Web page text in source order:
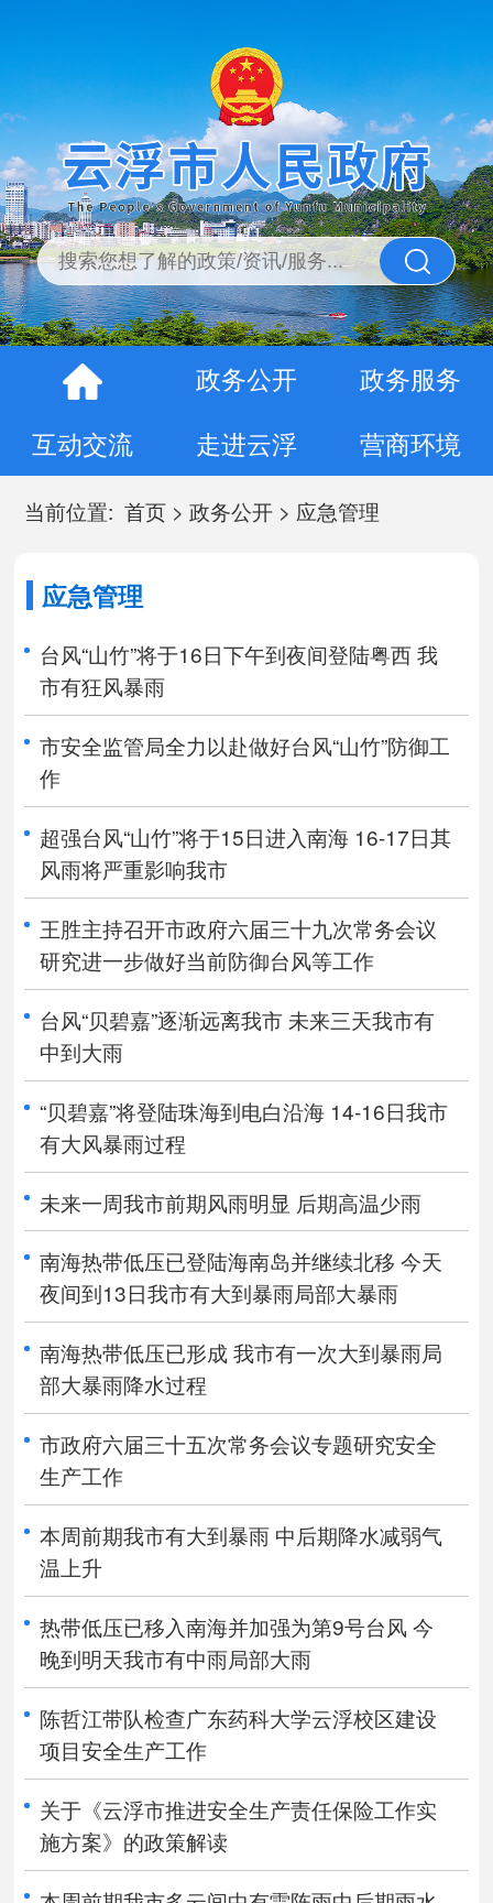
政务公开
政务服务
互动交流
走进云浮 营商环境
当前位置: 首页> 政务公开> 应急管理
应急管理
台风“山竹”将于16日下午到夜间登陆粤西 我
市有狂风暴雨
市安全监管局全力以赴做好台风“山竹”防御工
作
超强台风“山竹”将于15日进入南海 16-17日其
风雨将严重影响我市
王胜主持召开市政府六届三十九次常务会议
研究进一步做好当前防御台风等工作
台风“贝碧嘉”逐渐远离我市 未来三天我市有
中到大雨
“贝碧嘉”将登陆珠海到电白沿海 14-16日我市
有大风暴雨过程
未来一周我市前期风雨明显 后期高温少雨
南海热带低压已登陆海南岛并继续北移 今天
夜间到13日我市有大到暴雨局部大暴雨
南海热带低压已形成 我市有一次大到暴雨局
部大暴雨降水过程
市政府六届三十五次常务会议专题研究安全
生产工作
本周前期我市有大到暴雨 中后期降水减弱气
温上升
热带低压已移入南海并加强为第9号台风 今
晚到明天我市有中雨局部大雨
陈哲江带队检查广东药科大学云浮校区建设
项目安全生产工作
关于《云浮市推进安全生产责任保险工作实
施方案》的政策解读